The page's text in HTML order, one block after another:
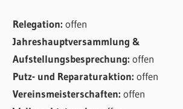
Relegation:offen
Jahreshauptversammlung &
Aufstellungsbesprechung:offen
Putz- und Reparaturaktion:offen
Vereinsmeisterschaften:offen